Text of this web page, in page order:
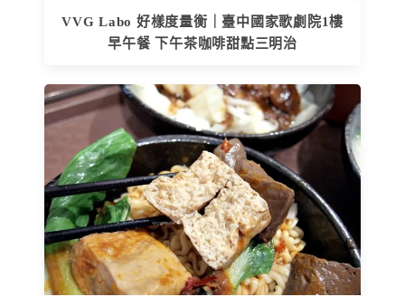
VVG Labo 好樣度量衡｜臺中國家歌劇院1樓
早午餐 下午茶咖啡甜點三明治